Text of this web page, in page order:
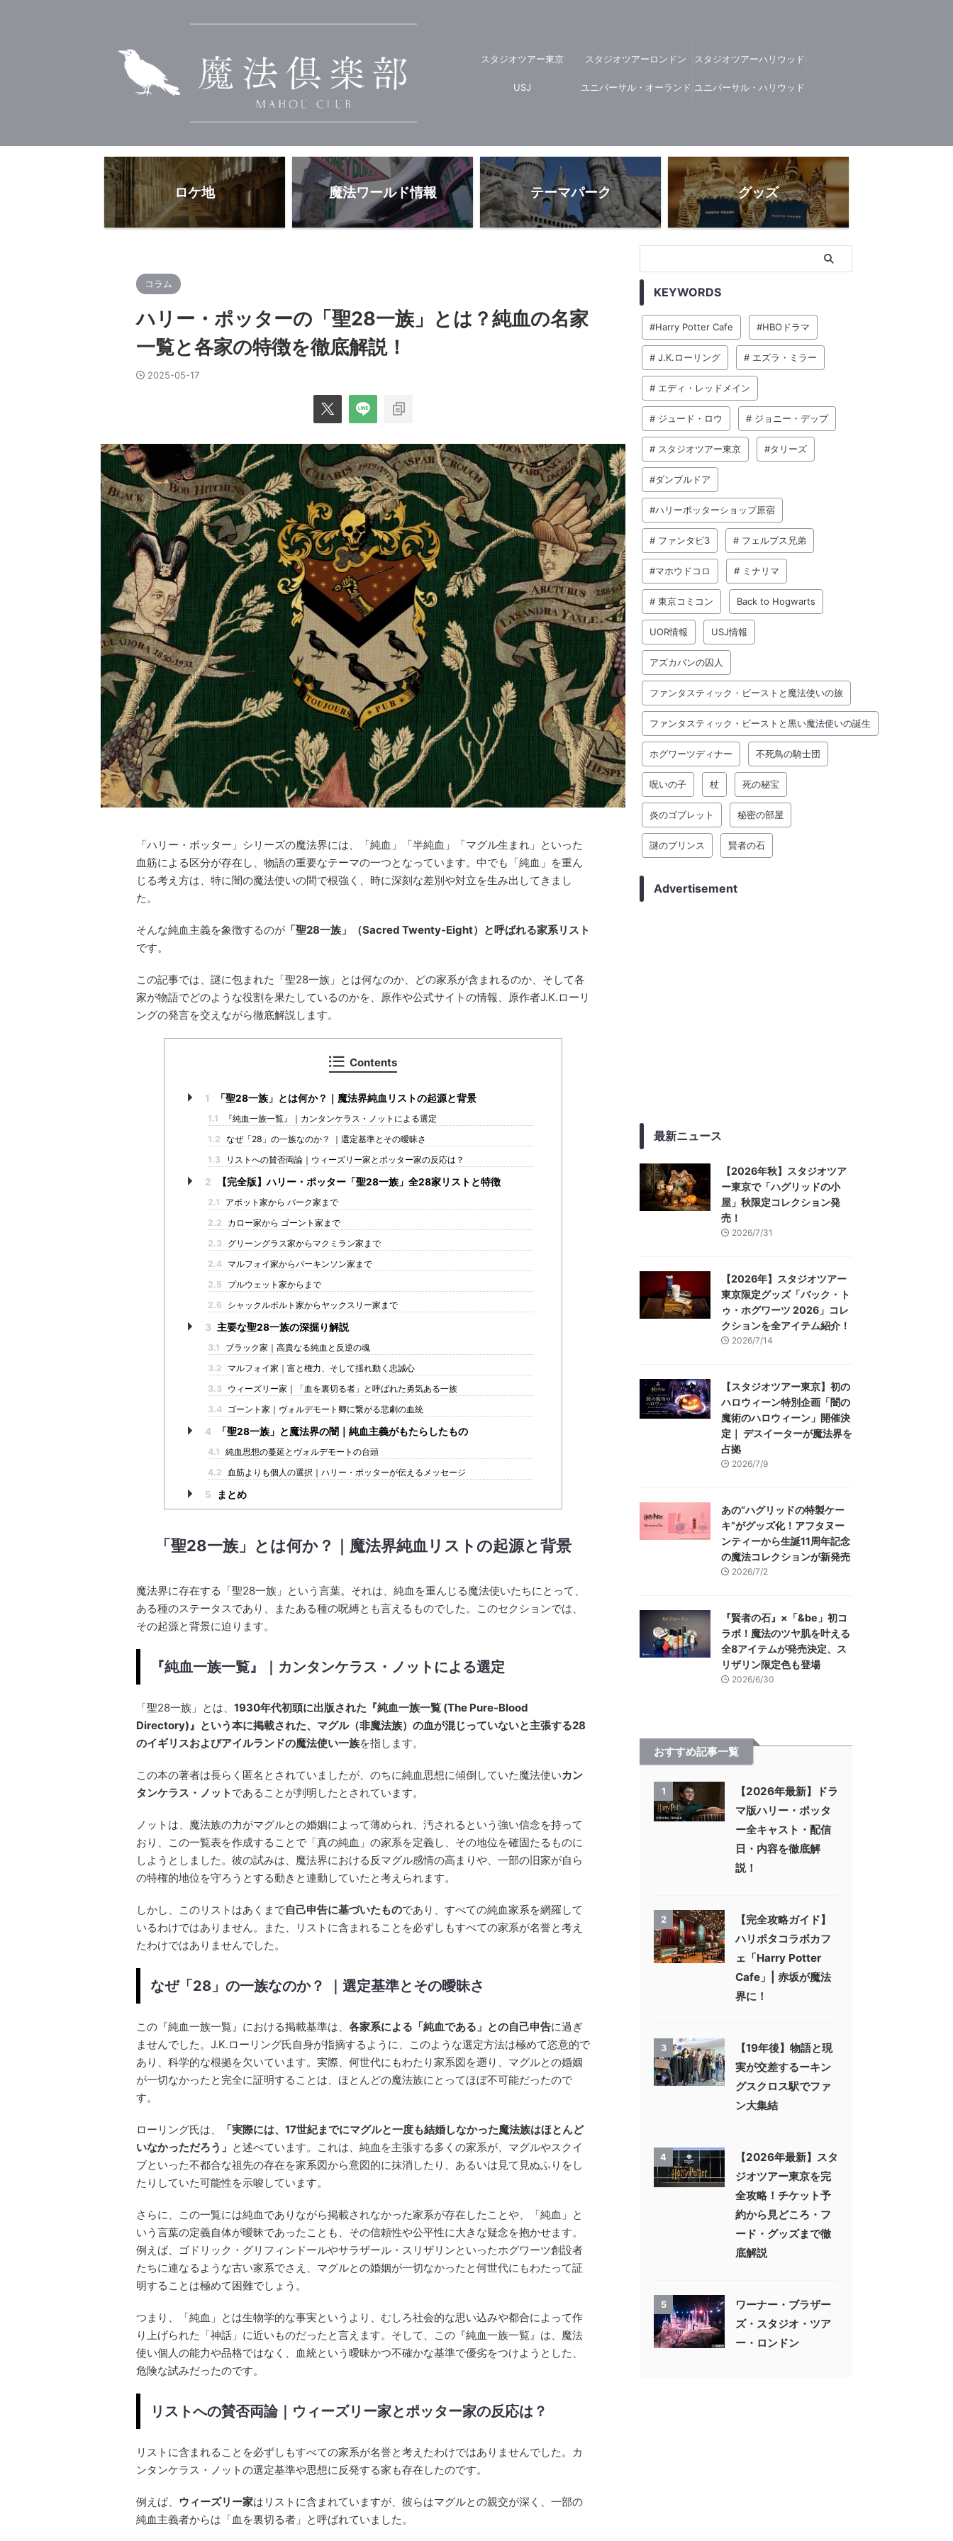
スタジオツアー東京 スタジオツアーロンドン スタジオツアーハリウッド
USJ ユニバーサル・オーランド ユニバーサル・ハリウッド
ロケ地 魔法ワールド情報 テーマパーク グッズ
コラム
ハリー・ポッターの「聖28一族」とは？純血の名家
一覧と各家の特徴を徹底解説！
2025-05-17
「ハリー・ポッター」シリーズの魔法界には、「純血」「半純血」「マグル生まれ」といった
血筋による区分が存在し、物語の重要なテーマの一つとなっています。中でも「純血」を重ん
じる考え方は、特に闇の魔法使いの間で根強く、時に深刻な差別や対立を生み出してきまし
た。
そんな純血主義を象徴するのが 「聖28一族」（Sacred Twenty-Eight）と呼ばれる家系リスト
です。
この記事では、謎に包まれた「聖28一族」とは何なのか、どの家系が含まれるのか、そして各
家が物語でどのような役割を果たしているのかを、原作や公式サイトの情報、原作者J.K.ローリ
ングの発言を交えながら徹底解説します。
Contents
1 「聖28一族」とは何か？｜魔法界純血リストの起源と背景
1.1
『純血一族一覧』｜カンタンケラス・ノットによる選定
1.2 なぜ「28」の一族なのか？ ｜選定基準とその曖昧さ
1.3
リストへの賛否両論｜ウィーズリー家とポッター家の反応は？
2 【完全版】ハリー・ポッター「聖28一族」全28家リストと特徴
2.1
アボット家から バーク家まで
2.2
カロー家から ゴーント家まで
2.3
グリーングラス家からマクミラン家まで
2.4
マルフォイ家からパーキンソン家まで
2.5
プルウェット家からまで
2.6
シャックルボルト家からヤックスリー家まで
3 主要な聖28一族の深掘り解説
3.1
ブラック家｜高貴なる純血と反逆の魂
3.2
マルフォイ家｜富と権力、そして揺れ動く忠誠心
3.3
ウィーズリー家｜「血を裏切る者」と呼ばれた勇気ある一族
3.4
ゴーント家｜ヴォルデモート卿に繋がる悲劇の血統
4 「聖28一族」と魔法界の闇｜純血主義がもたらしたもの
4.1 純血思想の蔓延とヴォルデモートの台頭
4.2
血筋よりも個人の選択｜ハリー・ポッターが伝えるメッセージ
5 まとめ
「聖28一族」とは何か？｜ 魔法界純血リストの起源と背景
魔法界に存在する「聖28一族」という言葉。それは、純血を重んじる魔法使いたちにとって、
ある種のステータスであり、またある種の呪縛とも言えるものでした。このセクションでは、
その起源と背景に迫ります。
『純血一族一覧』｜カンタンケラス・ノットによる選定
「聖28一族」とは、 1930年代初頭に出版された『純血一族一覧 (The Pure-Blood
Directory)』という本に掲載された、マグル（非魔法族）の血が混じっていないと主張する28
のイギリスおよびアイルランドの魔法使い一族を指します。
この本の著者は長らく匿名とされていましたが、のちに純血思想に傾倒していた魔法使いカン
タンケラス・ノット であることが判明したとされています。
ノットは、魔法族の力がマグルとの婚姻によって薄められ、汚されるという強い信念を持って
おり、この一覧表を作成することで「真の純血」の家系を定義し、その地位を確固たるものに
しようとしました。彼の試みは、魔法界における反マグル感情の高まりや、一部の旧家が自ら
の特権的地位を守ろうとする動きと連動していたと考えられます。
しかし、このリストはあくまで自己申告に基づいたものであり、すべての純血家系を網羅して
いるわけではありません。また、リストに含まれることを必ずしもすべての家系が名誉と考え
たわけではありませんでした。
なぜ「28」の一族なのか？ ｜選定基準とその曖昧さ
この『純血一族一覧』における掲載基準は、 各家系による「純血である」との自己申告に過ぎ
ませんでした。J.K.ローリング氏自身が指摘するように、このような選定方法は極めて恣意的で
あり、科学的な根拠を欠いています。実際、何世代にもわたり家系図を遡り、マグルとの婚姻
が一切なかったと完全に証明することは、ほとんどの魔法族にとってほぼ不可能だったので
す。
ローリング氏は、
「実際には、17世紀までにマグルと一度も結婚しなかった魔法族はほとんど
いなかっただろう」 と述べています。これは、純血を主張する多くの家系が、マグルやスクイ
ブといった不都合な祖先の存在を家系図から意図的に抹消したり、あるいは見て見ぬふりをし
たりしていた可能性を示唆しています。
さらに、この一覧には純血でありながら掲載されなかった家系が存在したことや、「純血」と
いう言葉の定義自体が曖昧であったことも、その信頼性や公平性に大きな疑念を抱かせます。
例えば、ゴドリック・グリフィンドールやサラザール・スリザリンといったホグワーツ創設者
たちに連なるような古い家系でさえ、マグルとの婚姻が一切なかったと何世代にもわたって証
明することは極めて困難でしょう。
つまり、「純血」とは生物学的な事実というより、むしろ社会的な思い込みや都合によって作
り上げられた「神話」に近いものだったと言えます。そして、この『純血一族一覧』は、魔法
使い個人の能力や品格ではなく、血統という曖昧かつ不確かな基準で優劣をつけようとした、
危険な試みだったのです。
リストへの賛否両論｜ウィーズリー家とポッター家の反応は？
リストに含まれることを必ずしもすべての家系が名誉と考えたわけではありませんでした。カ
ンタンケラス・ノットの選定基準や思想に反発する家も存在したのです。
例えば、 ウィーズリー家はリストに含まれていますが、彼らはマグルとの親交が深く、一部の
純血主義者からは「血を裏切る者」と呼ばれていました。
KEYWORDS
#Harry Potter Cafe #HBOドラマ
# J.K.ローリング # エズラ・ミラー
# エディ・レッドメイン
# ジュード・ロウ # ジョニー・デップ
# スタジオツアー東京 #タリーズ
#ダンブルドア
#ハリーポッターショップ原宿
# ファンタビ3 # フェルプス兄弟
#マホウドコロ # ミナリマ
# 東京コミコン Back to Hogwarts
UOR情報 USJ情報
アズカバンの囚人
ファンタスティック・ビーストと魔法使いの旅
ファンタスティック・ビーストと黒い魔法使いの誕生
ホグワーツディナー 不死鳥の騎士団
呪いの子 杖 死の秘宝
炎のゴブレット 秘密の部屋
謎のプリンス 賢者の石
Advertisement
最新ニュース
【2026年秋】スタジオツア
ー東京で「ハグリッドの小
屋」秋限定コレクション発
売！
2026/7/31
【2026年】スタジオツアー
東京限定グッズ「バック・ト
ゥ・ホグワーツ 2026」コレ
クションを全アイテム紹介！
2026/7/14
【スタジオツアー東京】初の
ハロウィーン特別企画「闇の
魔術のハロウィーン」開催決
定｜ デスイーターが魔法界を
占拠
2026/7/9
あの“ハグリッドの特製ケー
キ”がグッズ化！アフタヌー
ンティーから生誕11周年記念
の魔法コレクションが新発売
2026/7/2
『賢者の石』×「&be」初コ
ラボ！魔法のツヤ肌を叶える
全8アイテムが発売決定、ス
リザリン限定色も登場
2026/6/30
おすすめ記事一覧
1
【2026年最新】ドラ
マ版ハリー・ポッタ
ー全キャスト・配信
日・内容を徹底解
説！
2
【完全攻略ガイド】
ハリポタコラボカフ
ェ「Harry Potter
Cafe」| 赤坂が魔法
界に！
3
【19年後】物語と現
実が交差するーキン
グスクロス駅でファ
ン大集結
4
【2026年最新】スタ
ジオツアー東京を完
全攻略！チケット予
約から見どころ・フ
ード・グッズまで徹
底解説
5
ワーナー・ブラザー
ズ・スタジオ・ツア
ー・ロンドン